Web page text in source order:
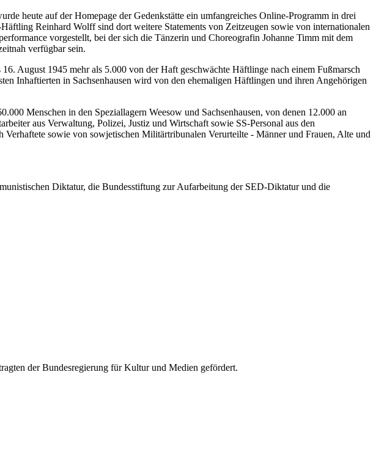
heute auf der Homepage der Gedenkstätte ein umfangreiches Online-Programm in drei
Reinhard Wolff sind dort weitere Statements von Zeitzeugen sowie von internationalen
vorgestellt, bei der sich die Tänzerin und Choreografin Johanne Timm mit dem
verfügbar sein.
August 1945 mehr als 5.000 von der Haft geschwächte Häftlinge nach einem Fußmarsch
Inhaftierten in Sachsenhausen wird von den ehemaligen Häftlingen und ihren Angehörigen
Menschen in den Speziallagern Weesow und Sachsenhausen, von denen 12.000 an
aus Verwaltung, Polizei, Justiz und Wirtschaft sowie SS-Personal aus den
sowie von sowjetischen Militärtribunalen Verurteilte - Männer und Frauen, Alte und
Diktatur, die Bundesstiftung zur Aufarbeitung der SED-Diktatur und die
der Bundesregierung für Kultur und Medien gefördert.